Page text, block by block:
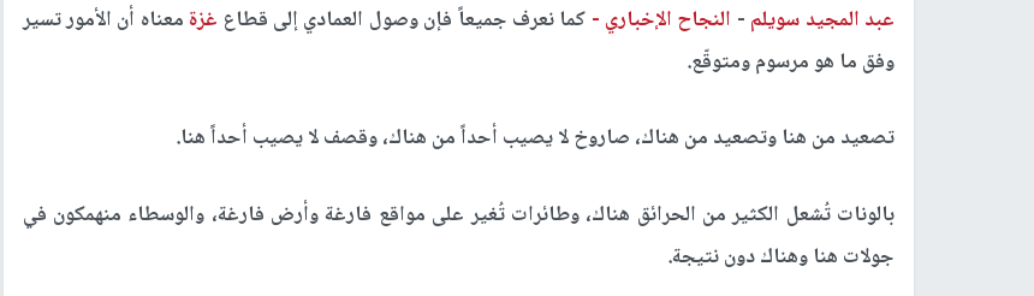
عبد المجيد سويلم - النجاح الإخباري - كما نعرف جميعاً فإن وصول العمادي إلى قطاع غزة معناه أن الأمور تسير
وفق ما هو مرسوم ومتوقّع.
تصعيد من هنا وتصعيد من هناك، صاروخ لا يصيب أحداً من هناك، وقصف لا يصيب أحداً هنا.
بالونات تُشعل الكثير من الحرائق هناك، وطائرات تُغير على مواقع فارغة وأرض فارغة، والوسطاء منهمكون في
جولات هنا وهناك دون نتيجة.